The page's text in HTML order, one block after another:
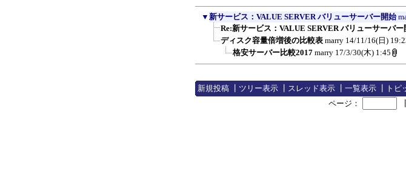
▼ 新サービス：VALUE SERVER バリューサーバー開始
Re:新サービス：VALUE SERVER バリューサーバー
ディスク容量倍増後の比較表 marry 14/11/16(日)
格安サーバー比較2017 marry 17/3/30(木) 1:45
新規投稿
ツリー表示 スレッド表示 一覧表示 トピ
ページ：